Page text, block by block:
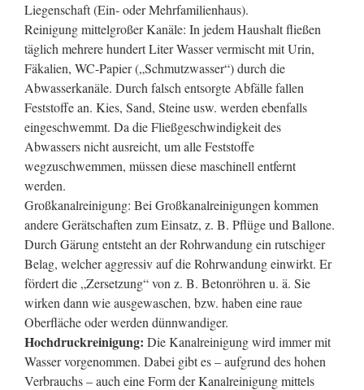
Liegenschaft (Ein- oder Mehrfamilienhaus).
Reinigung mittelgroßer Kanäle: In jedem Haushalt fließen
täglich mehrere hundert Liter Wasser vermischt mit Urin,
Fäkalien, WC-Papier („Schmutzwasser“) durch die
Abwasserkanäle. Durch falsch entsorgte Abfälle fallen
Feststoffe an. Kies, Sand, Steine usw. werden ebenfalls
eingeschwemmt. Da die Fließgeschwindigkeit des
Abwassers nicht ausreicht, um alle Feststoffe
wegzuschwemmen, müssen diese maschinell entfernt
werden.
Großkanalreinigung: Bei Großkanalreinigungen kommen
andere Gerätschaften zum Einsatz, z. B. Pflüge und Ballone.
Durch Gärung entsteht an der Rohrwandung ein rutschiger
Belag, welcher aggressiv auf die Rohrwandung einwirkt. Er
fördert die „Zersetzung“ von z. B. Betonröhren u. ä. Sie
wirken dann wie ausgewaschen, bzw. haben eine raue
Oberfläche oder werden dünnwandiger.
Hochdruckreinigung: Die Kanalreinigung wird immer mit
Wasser vorgenommen. Dabei gibt es – aufgrund des hohen
Verbrauchs – auch eine Form der Kanalreinigung mittels